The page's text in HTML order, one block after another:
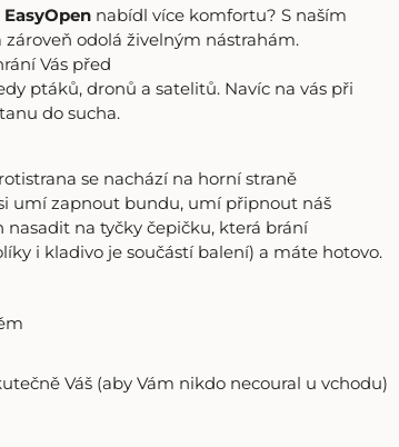
nabídl více komfortu? S naším
odolá živelným nástrahám.
Vás před
ptáků, dronů a satelitů. Navíc na vás při
do sucha.
se nachází na horní straně
umí zapnout bundu, umí připnout náš
na tyčky čepičku, která brání
i kladivo je součástí balení) a máte hotovo.
Váš (aby Vám nikdo necoural u vchodu)